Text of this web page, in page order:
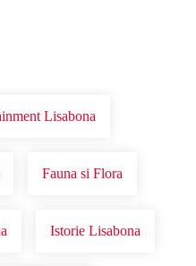
Lisabona
Fauna si Flora
Istorie Lisabona